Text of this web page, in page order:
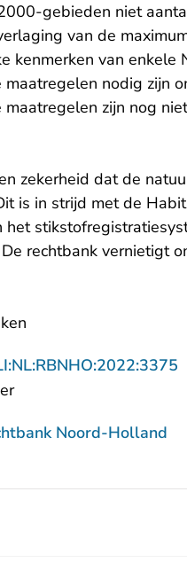
gebieden niet
van de
kenmerken van
maatregelen nodig zijn
maatregelen zijn nog
zekerheid dat de
is in strijd met de
het
rechtbank vernietigt
Noord-Holland